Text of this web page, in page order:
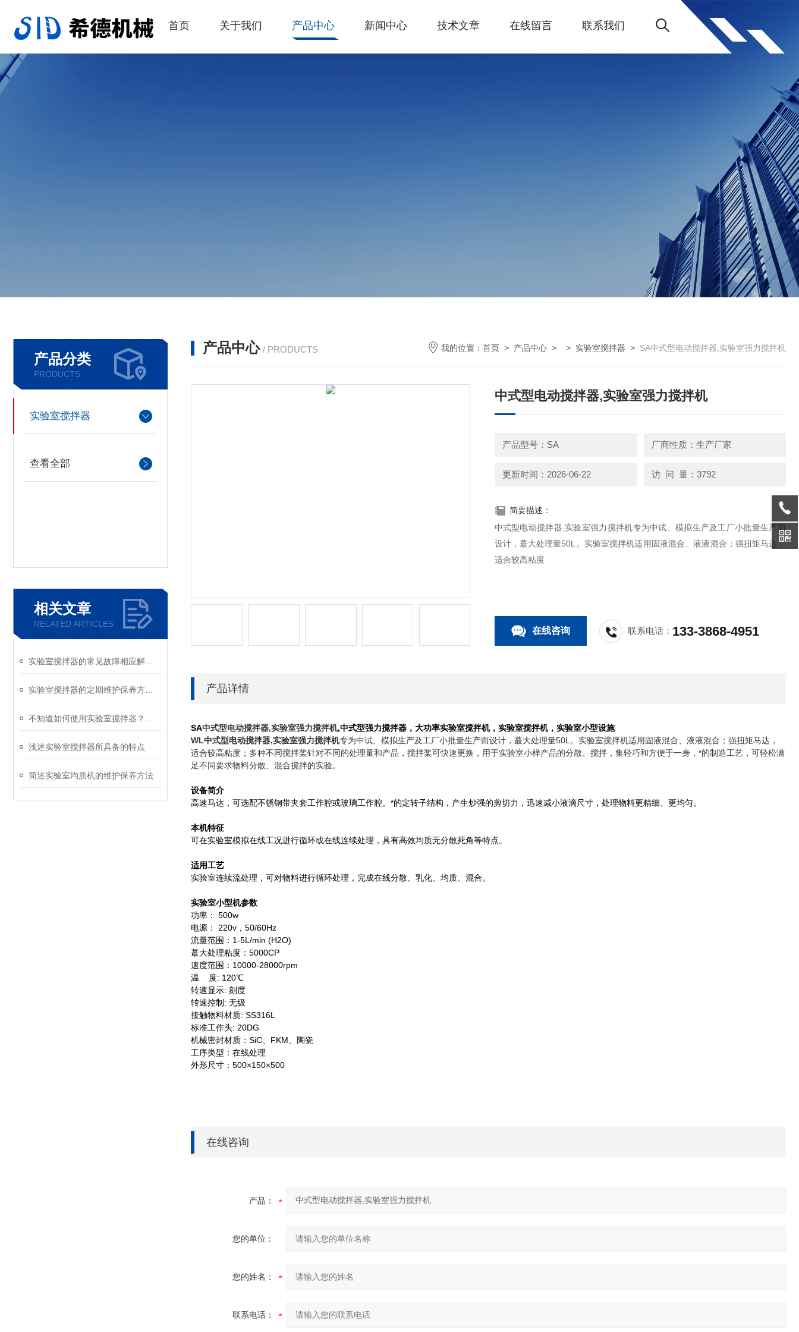
首页 关于我们 产品中心 新闻中心 技术文章 在线留言 联系我们
产品分类
PRODUCTS
实验室搅拌器
查看全部
相关文章
RELATED ARTICLES
浅述实验室搅拌器所具备的特点
简述实验室均质机的维护保养方法
产品中心 / PRODUCTS 我的位置： 首页 > 产品中心 > > 实验室搅拌器 > SA中式型电动搅拌器,实验室强力搅拌机
中式型电动搅拌器,实验室强力搅拌机
产品型号：SA 厂商性质：生产厂家
更新时间：2026-06-22 访 问 量：3792
简要描述：
中式型电动搅拌器,实验室强力搅拌机专为中试、模拟生产及工厂小批量生产而
设计，蕞大处理量50L。实验室搅拌机适用固液混合、液液混合；强扭矩马达，
适合较高粘度
在线咨询 联系电话： 133-3868-4951
产品详情
SA中式型电动搅拌器,实验室强力搅拌机,中式型强力搅拌器，大功率实验室搅拌机，实验室搅拌机，实验室小型设施
WL中式型电动搅拌器,实验室强力搅拌机专为中试、模拟生产及工厂小批量生产而设计，蕞大处理量50L。实验室搅拌机适用固液混合、液液混合；强扭矩马达，
适合较高粘度；多种不同搅拌桨针对不同的处理量和产品，搅拌桨可快速更换，用于实验室小样产品的分散、搅拌，集轻巧和方便于一身，*的制造工艺，可轻松满
足不同要求物料分散、混合搅拌的实验。
设备简介
高速马达，可选配不锈钢带夹套工作腔或玻璃工作腔。*的定转子结构，产生炒强的剪切力，迅速减小液滴尺寸，处理物料更精细、更均匀。
本机特征
可在实验室模拟在线工况进行循环或在线连续处理，具有高效均质无分散死角等特点。
适用工艺
实验室连续流处理，可对物料进行循环处理，完成在线分散、乳化、均质、混合。
实验室小型机参数
功率： 500w
电源： 220v，50/60Hz
流量范围：1-5L/min (H2O)
蕞大处理粘度：5000CP
速度范围：10000-28000rpm
温 度: 120℃
转速显示: 刻度
转速控制: 无级
接触物料材质: SS316L
标准工作头: 20DG
机械密封材质：SiC、FKM、陶瓷
工序类型：在线处理
外形尺寸：500×150×500
在线咨询
产品：
您的单位：
您的姓名：
联系电话：